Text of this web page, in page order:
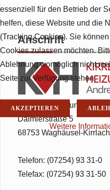
Anschrift
Kirrlacher Heizungsbau
Daimlerstraße 5
68753 Waghäusel-Kirrlach
Telefon: (07254) 93 31-0
Telefax: (07254) 93 31-50
essenziell für den Betrieb der
helfen, diese Website und die
(Tracking Cookies). Sie
Cookies zulassen möchten.
Ablehnung womöglich nicht
Seite zur Verfügung stehen.
AKZEPTIEREN
Weitere